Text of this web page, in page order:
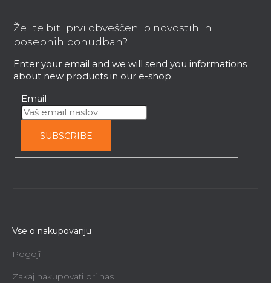
Želite biti prvi obveščeni o novostih in
posebnih ponudbah?
Enter your email and we will send you informations
about new products in our e-shop.
Email
SUBSCRIBE
Vse o nakupovanju
Pogoji
Zakaj nakupovati pri nas